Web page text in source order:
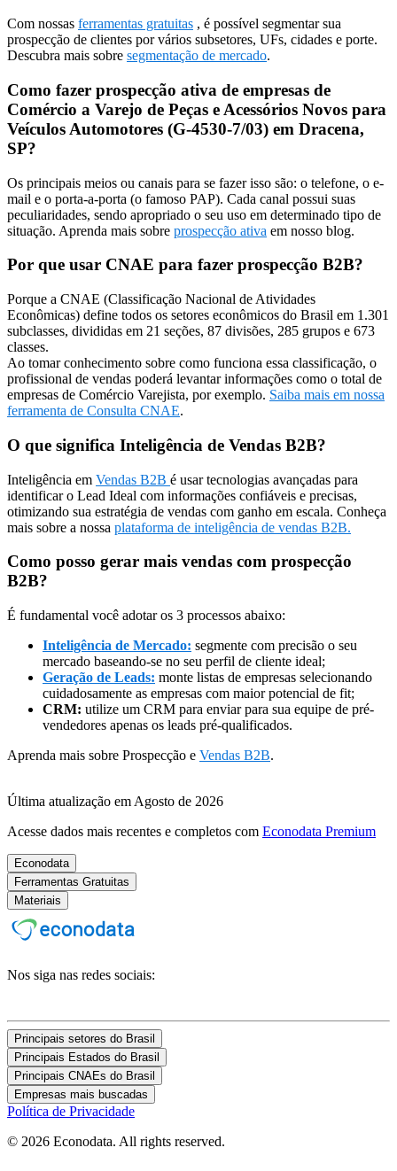
Com nossas ferramentas gratuitas , é possível segmentar sua
prospecção de clientes por vários subsetores, UFs, cidades e porte.
Descubra mais sobre segmentação de mercado.
Como fazer prospecção ativa de empresas de
Comércio a Varejo de Peças e Acessórios Novos para
Veículos Automotores (G-4530-7/03) em Dracena,
SP?
Os principais meios ou canais para se fazer isso são: o telefone, o e-
mail e o porta-a-porta (o famoso PAP). Cada canal possui suas
peculiaridades, sendo apropriado o seu uso em determinado tipo de
situação. Aprenda mais sobre prospecção ativa em nosso blog.
Por que usar CNAE para fazer prospecção B2B?
Porque a CNAE (Classificação Nacional de Atividades
Econômicas) define todos os setores econômicos do Brasil em 1.301
subclasses, divididas em 21 seções, 87 divisões, 285 grupos e 673
classes.
Ao tomar conhecimento sobre como funciona essa classificação, o
profissional de vendas poderá levantar informações como o total de
empresas de Comércio Varejista, por exemplo. Saiba mais em nossa
ferramenta de Consulta CNAE.
O que significa Inteligência de Vendas B2B?
Inteligência em Vendas B2B é usar tecnologias avançadas para
identificar o Lead Ideal com informações confiáveis e precisas,
otimizando sua estratégia de vendas com ganho em escala. Conheça
mais sobre a nossa plataforma de inteligência de vendas B2B.
Como posso gerar mais vendas com prospecção
B2B?
É fundamental você adotar os 3 processos abaixo:
Inteligência de Mercado: segmente com precisão o seu
mercado baseando-se no seu perfil de cliente ideal;
Geração de Leads: monte listas de empresas selecionando
cuidadosamente as empresas com maior potencial de fit;
CRM: utilize um CRM para enviar para sua equipe de pré-
vendedores apenas os leads pré-qualificados.
Aprenda mais sobre Prospecção e Vendas B2B.
Última atualização em Agosto de 2026
Acesse dados mais recentes e completos com Econodata Premium
Econodata
Ferramentas Gratuitas
Materiais
Nos siga nas redes sociais:
Principais setores do Brasil
Principais Estados do Brasil
Principais CNAEs do Brasil
Empresas mais buscadas
Política de Privacidade
© 2026 Econodata. All rights reserved.